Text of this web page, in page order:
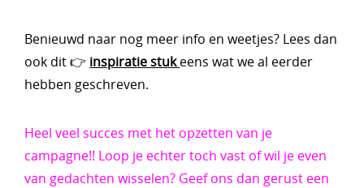
Benieuwd naar nog meer info en weetjes? Lees dan
ook dit 👉 inspiratie stuk eens wat we al eerder
hebben geschreven.
Heel veel succes met het opzetten van je
campagne!! Loop je echter toch vast of wil je even
van gedachten wisselen? Geef ons dan gerust een